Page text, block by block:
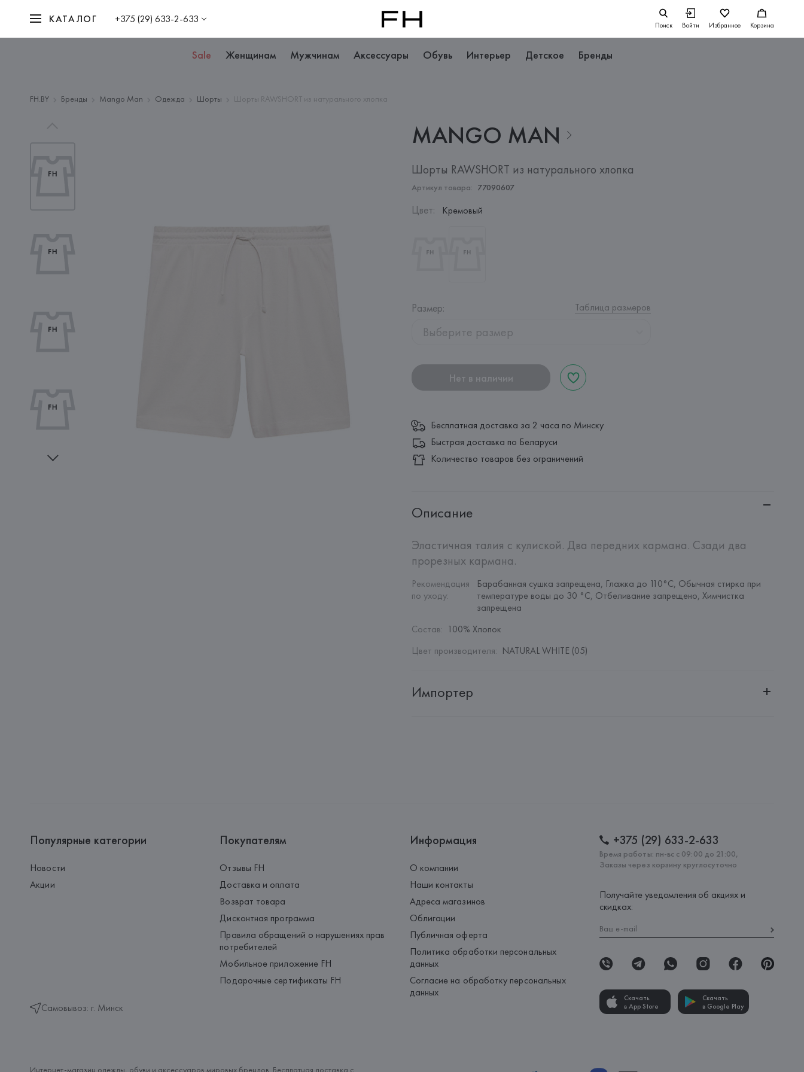
КАТАЛОГ +375 (29) 633-2-633 Поиск Войти Избранное Корзина
Sale Женщинам Мужчинам Аксессуары Обувь Интерьер Детское Бренды
FH.BY Бренды Mango Man Одежда Шорты Шорты RAWSHORT из натурального хлопка
MANGO MAN
Шорты RAWSHORT из натурального хлопка
Артикул товара: 77090607
Цвет: Кремовый
Размер: Таблица размеров
Выберите размер
Нет в наличии
Бесплатная доставка за 2 часа по Минску
Быстрая доставка по Беларуси
Количество товаров без ограничений
Описание
Эластичная талия с кулиской. Два передних кармана. Сзади два
прорезных кармана.
Рекомендация
по уходу:
Барабанная сушка запрещена, Глажка до 110°C, Обычная стирка при
температуре воды до 30 °C, Отбеливание запрещено, Химчистка
запрещена
Состав: 100% Хлопок
Цвет производителя: NATURAL WHITE (05)
Импортер
Популярные категории
Новости
Акции
Самовывоз: г. Минск
Покупателям
Отзывы FH
Доставка и оплата
Возврат товара
Дисконтная программа
Правила обращений о нарушениях прав
потребителей
Мобильное приложение FH
Подарочные сертификаты FH
Информация
О компании
Наши контакты
Адреса магазинов
Облигации
Публичная оферта
Политика обработки персональных
данных
Согласие на обработку персональных
данных
+375 (29) 633-2-633
Время работы: пн-вс с 09:00 до 21:00,
Заказы через корзину круглосуточно
Получайте уведомления об акциях и
скидках:
Скачать
в App Store
Скачать
в Google Play
Интернет-магазин одежды, обуви и аксессуаров мировых брендов. Бесплатная доставка с